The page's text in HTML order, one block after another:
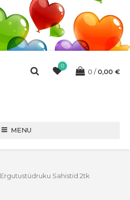
0
0 0,00 €
MENU
Ergutustüdruku Sahistid 2tk